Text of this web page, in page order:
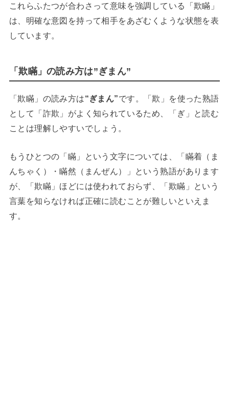
これらふたつが合わさって意味を強調している「欺瞞」
は、明確な意図を持って相手をあざむくような状態を表
しています。
「欺瞞」の読み方は”ぎまん”
「欺瞞」の読み方は“ぎまん”です。「欺」を使った熟語
として「詐欺」がよく知られているため、「ぎ」と読む
ことは理解しやすいでしょう。
もうひとつの「瞞」という文字については、「瞞着（ま
んちゃく）・瞞然（まんぜん）」という熟語があります
が、「欺瞞」ほどには使われておらず、「欺瞞」という
言葉を知らなければ正確に読むことが難しいといえま
す。